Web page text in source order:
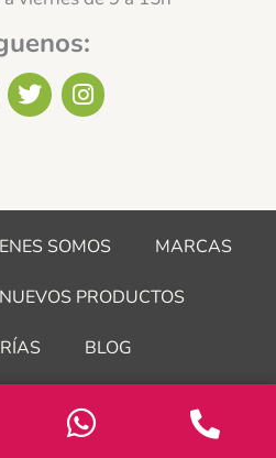
T
w
e
I
n
g
a
SOMOS MARCAS
NUEVOS PRODUCTOS
BLOG